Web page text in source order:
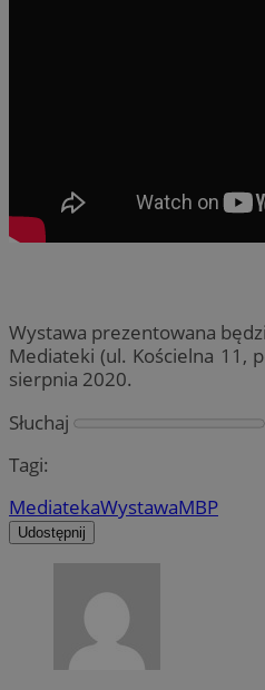
Wystawa prezentowana
Mediateki (ul. Kościelna 11,
sierpnia 2020.
Słuchaj
Tagi:
MediatekaWystawaMBP
Udostępnij